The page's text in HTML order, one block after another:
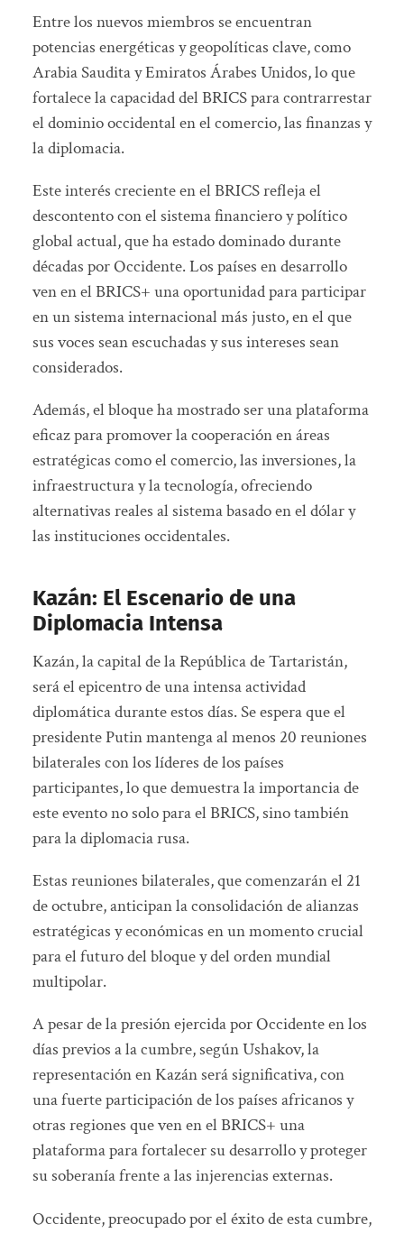
Entre los nuevos miembros se encuentran
potencias energéticas y geopolíticas clave, como
Arabia Saudita y Emiratos Árabes Unidos, lo que
fortalece la capacidad del BRICS para contrarrestar
el dominio occidental en el comercio, las finanzas y
la diplomacia.
Este interés creciente en el BRICS refleja el
descontento con el sistema financiero y político
global actual, que ha estado dominado durante
décadas por Occidente. Los países en desarrollo
ven en el BRICS+ una oportunidad para participar
en un sistema internacional más justo, en el que
sus voces sean escuchadas y sus intereses sean
considerados.
Además, el bloque ha mostrado ser una plataforma
eficaz para promover la cooperación en áreas
estratégicas como el comercio, las inversiones, la
infraestructura y la tecnología, ofreciendo
alternativas reales al sistema basado en el dólar y
las instituciones occidentales.
Kazán: El Escenario de una
Diplomacia Intensa
Kazán, la capital de la República de Tartaristán,
será el epicentro de una intensa actividad
diplomática durante estos días. Se espera que el
presidente Putin mantenga al menos 20 reuniones
bilaterales con los líderes de los países
participantes, lo que demuestra la importancia de
este evento no solo para el BRICS, sino también
para la diplomacia rusa.
Estas reuniones bilaterales, que comenzarán el 21
de octubre, anticipan la consolidación de alianzas
estratégicas y económicas en un momento crucial
para el futuro del bloque y del orden mundial
multipolar.
A pesar de la presión ejercida por Occidente en los
días previos a la cumbre, según Ushakov, la
representación en Kazán será significativa, con
una fuerte participación de los países africanos y
otras regiones que ven en el BRICS+ una
plataforma para fortalecer su desarrollo y proteger
su soberanía frente a las injerencias externas.
Occidente, preocupado por el éxito de esta cumbre,